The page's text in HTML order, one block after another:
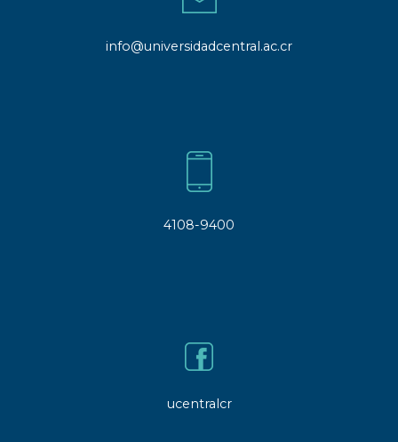
info@universidadcentral.ac.cr
4108-9400
ucentralcr